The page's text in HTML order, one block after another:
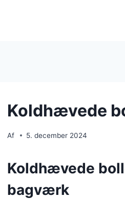
Koldhævede
Af 5. december 2024
Koldhævede
bagværk